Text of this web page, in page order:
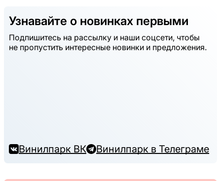
Узнавайте о новинках первыми
Подпишитесь на рассылку и наши соцсети, чтобы
не пропустить интересные новинки и предложения.
Винилпарк ВК Винилпарк в Телеграме